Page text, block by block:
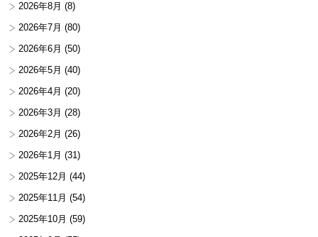
2026年8月 (8)
2026年7月 (80)
2026年6月 (50)
2026年5月 (40)
2026年4月 (20)
2026年3月 (28)
2026年2月 (26)
2026年1月 (31)
2025年12月 (44)
2025年11月 (54)
2025年10月 (59)